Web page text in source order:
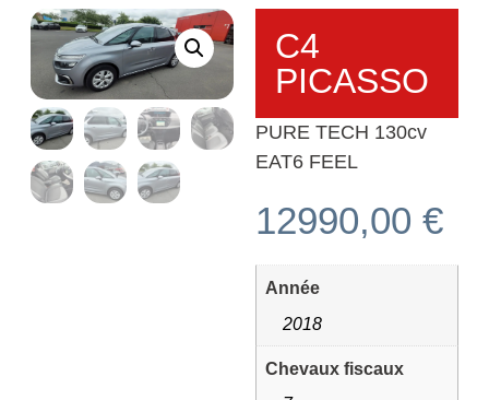
C4
PICASSO
PURE TECH 130cv
EAT6 FEEL
12990,00 €
Année
2018
Chevaux fiscaux